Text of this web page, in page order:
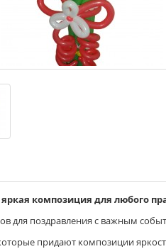
композиция для любого
для поздравления с важным
придают композиции